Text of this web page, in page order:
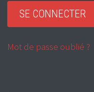
Mot de passe oublié ?